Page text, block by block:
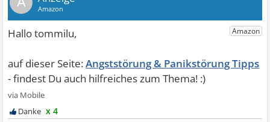
Angststörung & Panikstörung Tipps
x 4